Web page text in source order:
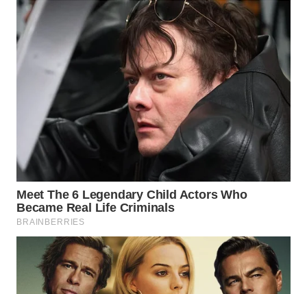
WAHANANEWS
WAHANANEWS
NET
WAHANA
SPORT
WAHANA
UMKM
WAHANA
SELEB
WAHANA
PERSONA